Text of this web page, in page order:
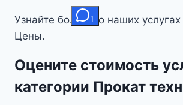
Узнайте больше о наших
Цены.
Оцените стоимость
категории Прокат